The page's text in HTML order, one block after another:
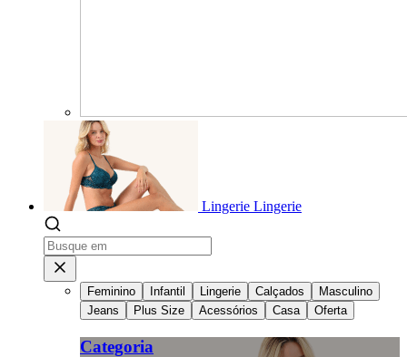
Lingerie Lingerie
Feminino Infantil Lingerie Calçados
Masculino
Jeans
Plus Size Acessórios Casa Oferta
Categoria